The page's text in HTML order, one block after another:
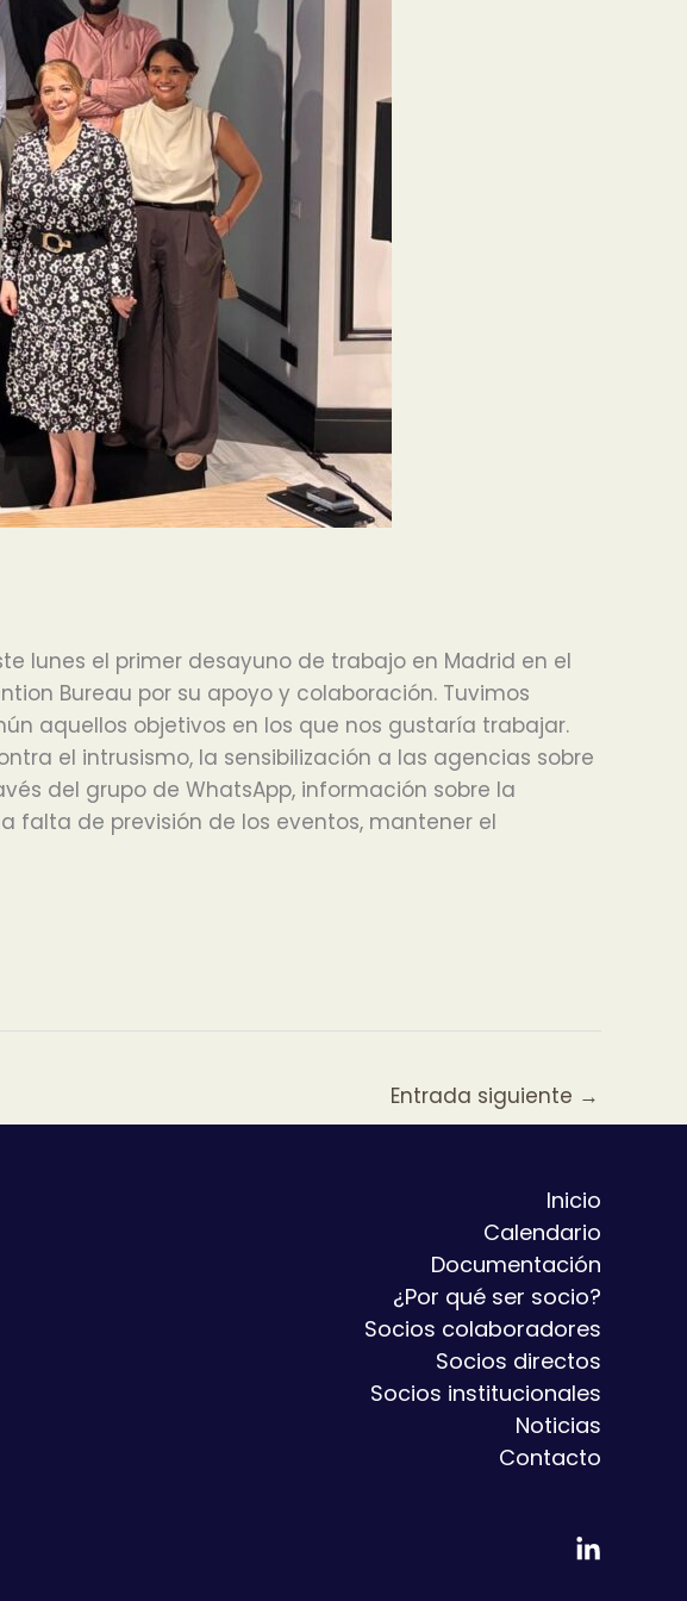
lunes el primer desayuno de trabajo en Madrid en el
Bureau por su apoyo y colaboración. Tuvimos
aquellos objetivos en los que nos gustaría trabajar.
el intrusismo, la sensibilización a las agencias sobre
del grupo de WhatsApp, información sobre la
falta de previsión de los eventos, mantener el
Entrada siguiente →
Inicio
Calendario
Documentación
¿Por qué ser socio?
Socios colaboradores
Socios directos
Socios institucionales
Noticias
Contacto